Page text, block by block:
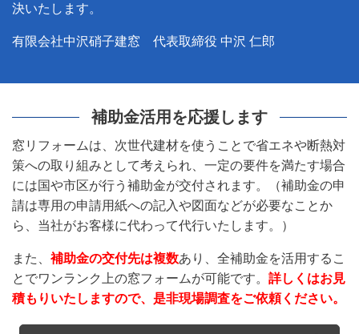
決いたします。
有限会社中沢硝子建窓 代表取締役 中沢 仁郎
補助金活用を応援します
窓リフォームは、次世代建材を使うことで省エネや断熱対
策への取り組みとして考えられ、一定の要件を満たす場合
には国や市区が行う補助金が交付されます。（補助金の申
請は専用の申請用紙への記入や図面などが必要なことか
ら、当社がお客様に代わって代行いたします。）
また、 補助金の交付先は複数あり、全補助金を活用するこ
とでワンランク上の窓フォームが可能です。 詳しくはお見
積もりいたしますので、是非現場調査をご依頼ください。